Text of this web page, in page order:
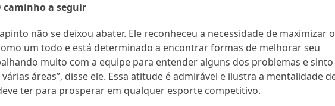
caminho a seguir
não se deixou abater. Ele reconheceu a necessidade de maximizar o
um todo e está determinado a encontrar formas de melhorar seu
muito com a equipe para entender alguns dos problemas e sinto
áreas”, disse ele. Essa atitude é admirável e ilustra a mentalidade
ter para prosperar em qualquer esporte competitivo.